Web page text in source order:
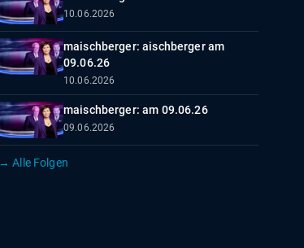
10.06.2026
maischberger: aischberger am
09.06.26
10.06.2026
maischberger: am 09.06.26
09.06.2026
→ Alle Folgen